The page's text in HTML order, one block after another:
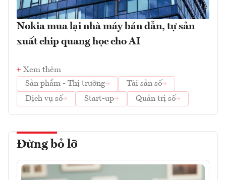
Nokia mua lại nhà máy bán dẫn, tự sản
xuất chip quang học cho AI
Xem thêm
Sản phẩm - Thị trường
Tài sản số
Dịch vụ số
Start-up Quản trị số
Đừng bỏ lỡ